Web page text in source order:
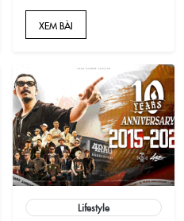
các vụ thanh toán lẫn nhau
của nhiều băng đảng....
XEM BÀI
Lifestyle